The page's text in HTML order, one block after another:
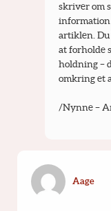
skriver om
information
artiklen. Du
at forholde
holdning –
omkring et
/Nynne –
Aage